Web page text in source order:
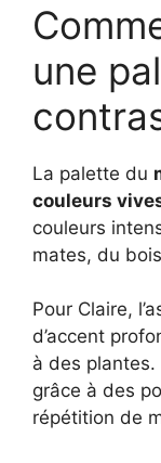
une
La palette du
couleurs
couleurs
mates, du
Pour Claire,
d’accent
à des plantes.
grâce à des
répétition de